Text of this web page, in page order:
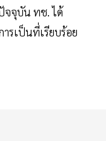
จจุบัน ทช. ได้
รเป็นที่เรียบร้อย